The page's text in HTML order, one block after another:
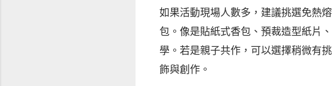
如果活動現場人數多，建議挑選免熱
包。像是貼紙式香包、預裁造型紙片
學。若是親子共作，可以選擇稍微有
飾與創作。